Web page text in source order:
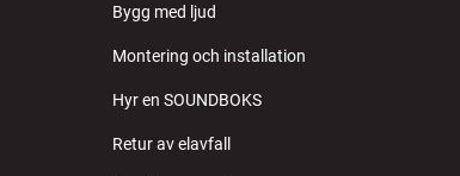
Bygg med ljud
Montering och installation
Hyr en SOUNDBOKS
Retur av elavfall